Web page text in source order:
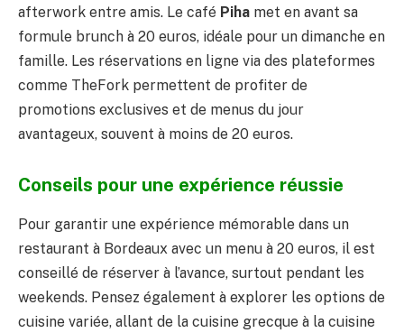
afterwork entre amis. Le café Piha met en avant sa
formule brunch à 20 euros, idéale pour un dimanche en
famille. Les réservations en ligne via des plateformes
comme TheFork permettent de profiter de
promotions exclusives et de menus du jour
avantageux, souvent à moins de 20 euros.
Conseils pour une expérience réussie
Pour garantir une expérience mémorable dans un
restaurant à Bordeaux avec un menu à 20 euros, il est
conseillé de réserver à l’avance, surtout pendant les
weekends. Pensez également à explorer les options de
cuisine variée, allant de la cuisine grecque à la cuisine